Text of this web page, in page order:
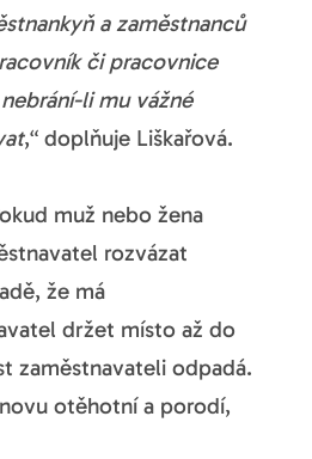
a zaměstnanců
či pracovnice
li mu vážné
,“ doplňuje Liškařová.
muž nebo žena
rozvázat
že má
držet místo až do
odpadá.
otěhotní a porodí,